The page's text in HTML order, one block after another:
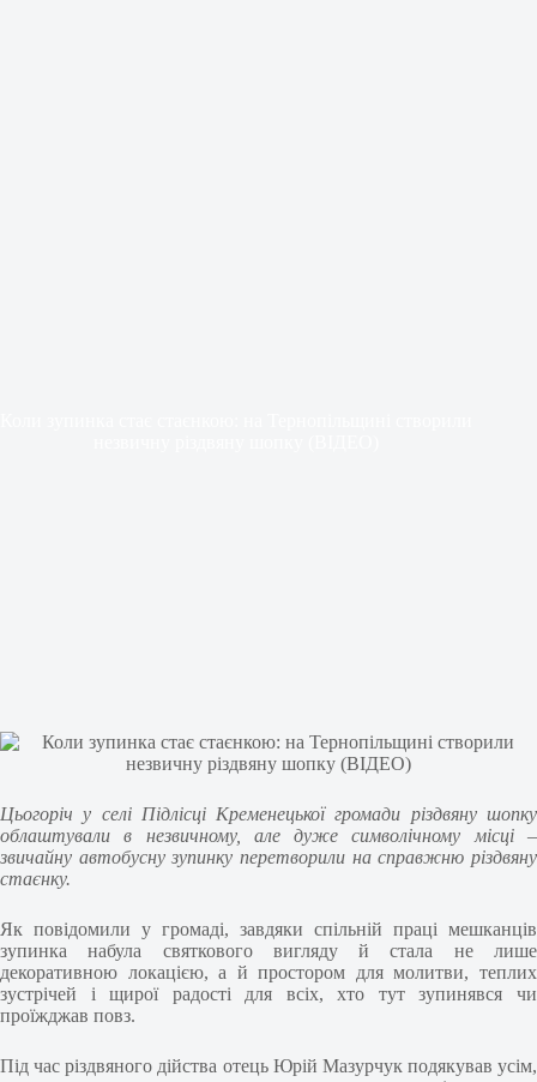
Цьогоріч у селі Підлісці Кременецької громади різдвяну шопку
облаштували в незвичному, але дуже символічному місці –
звичайну автобусну зупинку перетворили на справжню різдвяну
стаєнку.
Як повідомили у громаді, завдяки спільній праці мешканців
зупинка набула святкового вигляду й стала не лише
декоративною локацією, а й простором для молитви, теплих
зустрічей і щирої радості для всіх, хто тут зупинявся чи
проїжджав повз.
Під час різдвяного дійства отець Юрій Мазурчук подякував усім,